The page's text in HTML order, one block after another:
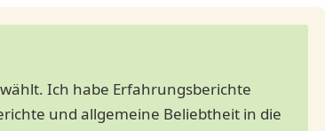
Ich habe Erfahrungsberichte
und allgemeine Beliebtheit in die